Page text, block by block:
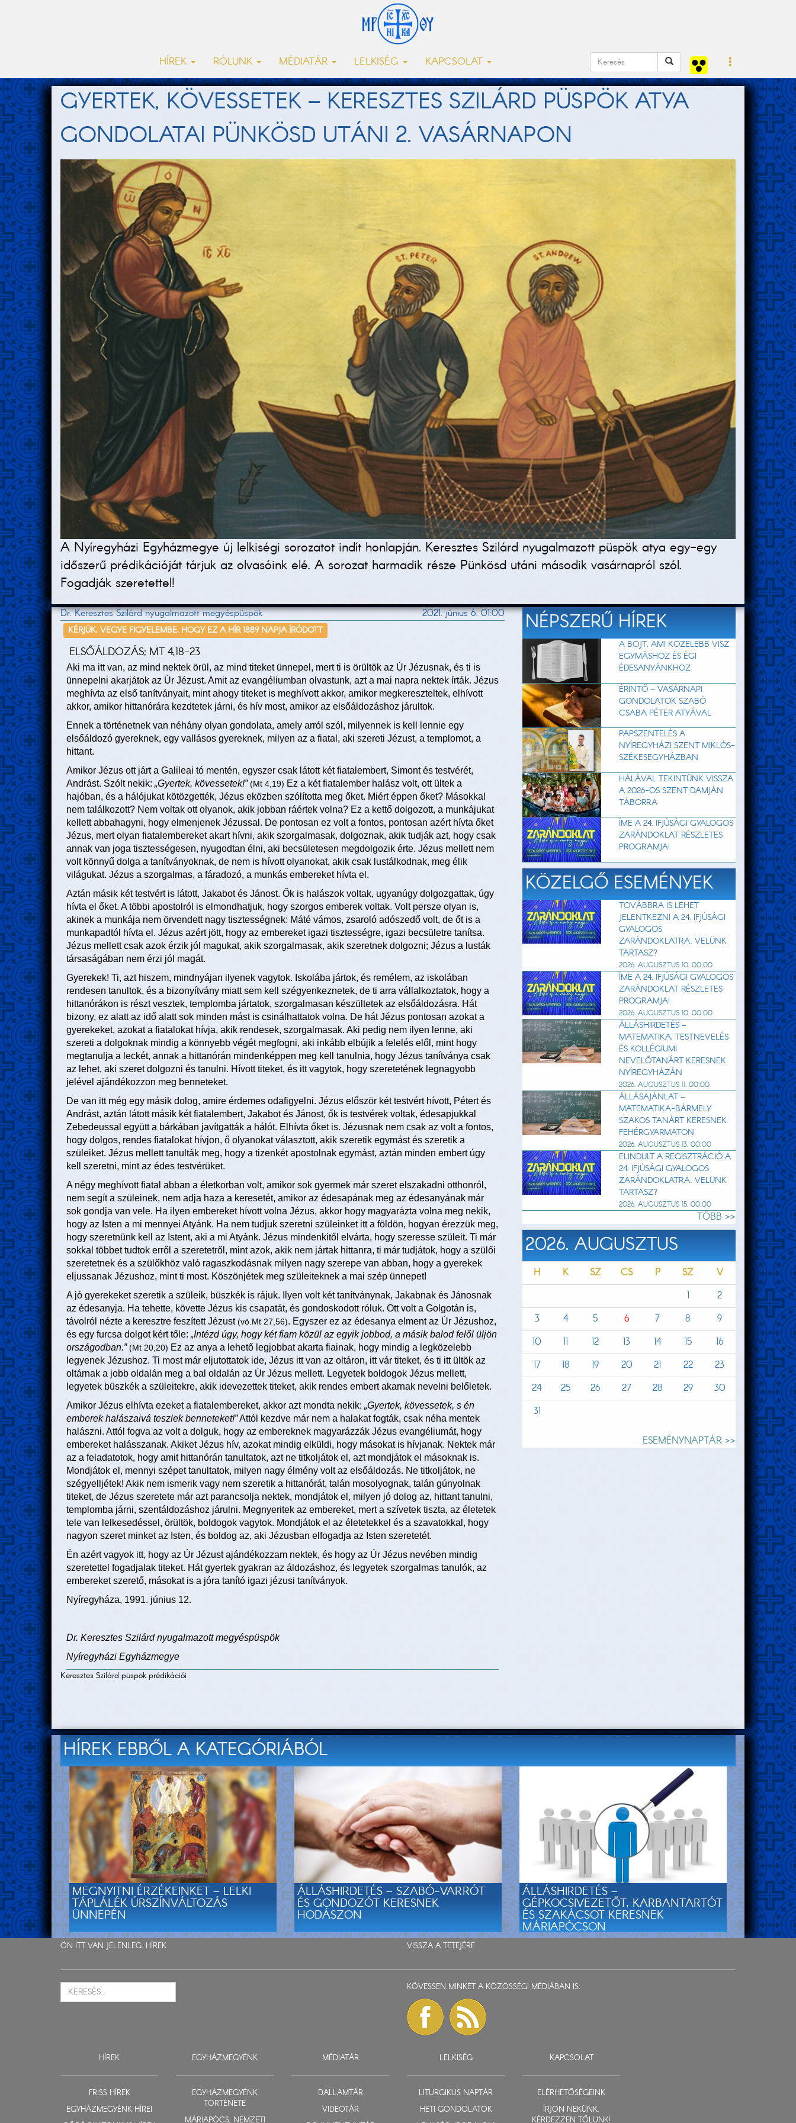
HÍREK RÓLUNK MÉDIATÁR LELKISÉG KAPCSOLAT
GYERTEK, KÖVESSETEK – KERESZTES SZILÁRD PÜSPÖK ATYA
GONDOLATAI PÜNKÖSD UTÁNI 2. VASÁRNAPON
A Nyíregyházi Egyházmegye új lelkiségi sorozatot indít honlapján. Keresztes Szilárd nyugalmazott püspök atya egy-egy
időszerű prédikációját tárjuk az olvasóink elé. A sorozat harmadik része Pünkösd utáni második vasárnapról szól.
Fogadják szeretettel!
Dr. Keresztes Szilárd nyugalmazott megyéspüspök 2021. június 6. 01:00
KÉRJÜK, VEGYE FIGYELEMBE, HOGY EZ A HÍR 1889 NAPJA ÍRÓDOTT
ELSŐÁLDOZÁS; MT 4,18-23
Aki ma itt van, az mind nektek örül, az mind titeket ünnepel, mert ti is örültök az Úr Jézusnak, és ti is
ünnepelni akarjátok az Úr Jézust. Amit az evangéliumban olvastunk, azt a mai napra nektek írták. Jézus
meghívta az első tanítványait, mint ahogy titeket is meghívott akkor, amikor megkereszteltek, elhívott
akkor, amikor hittanórára kezdtetek járni, és hív most, amikor az elsőáldozáshoz járultok.
Ennek a történetnek van néhány olyan gondolata, amely arról szól, milyennek is kell lennie egy
elsőáldozó gyereknek, egy vallásos gyereknek, milyen az a fiatal, aki szereti Jézust, a templomot, a
hittant.
Amikor Jézus ott járt a Galileai tó mentén, egyszer csak látott két fiatalembert, Simont és testvérét,
Andrást. Szólt nekik: „Gyertek, kövessetek!” (Mt 4,19) Ez a két fiatalember halász volt, ott ültek a
hajóban, és a hálójukat kötözgették, Jézus eközben szólította meg őket. Miért éppen őket? Másokkal
nem találkozott? Nem voltak ott olyanok, akik jobban ráértek volna? Ez a kettő dolgozott, a munkájukat
kellett abbahagyni, hogy elmenjenek Jézussal. De pontosan ez volt a fontos, pontosan azért hívta őket
Jézus, mert olyan fiatalembereket akart hívni, akik szorgalmasak, dolgoznak, akik tudják azt, hogy csak
annak van joga tisztességesen, nyugodtan élni, aki becsületesen megdolgozik érte. Jézus mellett nem
volt könnyű dolga a tanítványoknak, de nem is hívott olyanokat, akik csak lustálkodnak, meg élik
világukat. Jézus a szorgalmas, a fáradozó, a munkás embereket hívta el.
Aztán másik két testvért is látott, Jakabot és Jánost. Ők is halászok voltak, ugyanúgy dolgozgattak, úgy
hívta el őket. A többi apostolról is elmondhatjuk, hogy szorgos emberek voltak. Volt persze olyan is,
akinek a munkája nem örvendett nagy tisztességnek: Máté vámos, zsaroló adószedő volt, de őt is a
munkapadtól hívta el. Jézus azért jött, hogy az embereket igazi tisztességre, igazi becsületre tanítsa.
Jézus mellett csak azok érzik jól magukat, akik szorgalmasak, akik szeretnek dolgozni; Jézus a lusták
társaságában nem érzi jól magát.
Gyerekek! Ti, azt hiszem, mindnyájan ilyenek vagytok. Iskolába jártok, és remélem, az iskolában
rendesen tanultok, és a bizonyítvány miatt sem kell szégyenkeznetek, de ti arra vállalkoztatok, hogy a
hittanórákon is részt vesztek, templomba jártatok, szorgalmasan készültetek az elsőáldozásra. Hát
bizony, ez alatt az idő alatt sok minden mást is csinálhattatok volna. De hát Jézus pontosan azokat a
gyerekeket, azokat a fiatalokat hívja, akik rendesek, szorgalmasak. Aki pedig nem ilyen lenne, aki
szereti a dolgoknak mindig a könnyebb végét megfogni, aki inkább elbújik a felelés elől, mint hogy
megtanulja a leckét, annak a hittanórán mindenképpen meg kell tanulnia, hogy Jézus tanítványa csak
az lehet, aki szeret dolgozni és tanulni. Hívott titeket, és itt vagytok, hogy szeretetének legnagyobb
jelével ajándékozzon meg benneteket.
De van itt még egy másik dolog, amire érdemes odafigyelni. Jézus először két testvért hívott, Pétert és
Andrást, aztán látott másik két fiatalembert, Jakabot és Jánost, ők is testvérek voltak, édesapjukkal
Zebedeussal együtt a bárkában javítgatták a hálót. Elhívta őket is. Jézusnak nem csak az volt a fontos,
hogy dolgos, rendes fiatalokat hívjon, ő olyanokat választott, akik szeretik egymást és szeretik a
szüleiket. Jézus mellett tanulták meg, hogy a tizenkét apostolnak egymást, aztán minden embert úgy
kell szeretni, mint az édes testvérüket.
A négy meghívott fiatal abban a életkorban volt, amikor sok gyermek már szeret elszakadni otthonról,
nem segít a szüleinek, nem adja haza a keresetét, amikor az édesapának meg az édesanyának már
sok gondja van vele. Ha ilyen embereket hívott volna Jézus, akkor hogy magyarázta volna meg nekik,
hogy az Isten a mi mennyei Atyánk. Ha nem tudjuk szeretni szüleinket itt a földön, hogyan érezzük meg,
hogy szeretnünk kell az Istent, aki a mi Atyánk. Jézus mindenkitől elvárta, hogy szeresse szüleit. Ti már
sokkal többet tudtok erről a szeretetről, mint azok, akik nem jártak hittanra, ti már tudjátok, hogy a szülői
szeretetnek és a szülőkhöz való ragaszkodásnak milyen nagy szerepe van abban, hogy a gyerekek
eljussanak Jézushoz, mint ti most. Köszönjétek meg szüleiteknek a mai szép ünnepet!
A jó gyerekeket szeretik a szüleik, büszkék is rájuk. Ilyen volt két tanítványnak, Jakabnak és Jánosnak
az édesanyja. Ha tehette, követte Jézus kis csapatát, és gondoskodott róluk. Ott volt a Golgotán is,
távolról nézte a keresztre feszített Jézust (vö.Mt 27,56). Egyszer ez az édesanya elment az Úr Jézushoz,
és egy furcsa dolgot kért tőle: „Intézd úgy, hogy két fiam közül az egyik jobbod, a másik balod felől üljön
országodban.” (Mt 20,20) Ez az anya a lehető legjobbat akarta fiainak, hogy mindig a legközelebb
legyenek Jézushoz. Ti most már eljutottatok ide, Jézus itt van az oltáron, itt vár titeket, és ti itt ültök az
oltárnak a jobb oldalán meg a bal oldalán az Úr Jézus mellett. Legyetek boldogok Jézus mellett,
legyetek büszkék a szüleitekre, akik idevezettek titeket, akik rendes embert akarnak nevelni belőletek.
Amikor Jézus elhívta ezeket a fiatalembereket, akkor azt mondta nekik: „Gyertek, kövessetek, s én
emberek halászaivá teszlek benneteket!”Attól kezdve már nem a halakat fogták, csak néha mentek
halászni. Attól fogva az volt a dolguk, hogy az embereknek magyarázzák Jézus evangéliumát, hogy
embereket halásszanak. Akiket Jézus hív, azokat mindig elküldi, hogy másokat is hívjanak. Nektek már
az a feladatotok, hogy amit hittanórán tanultatok, azt ne titkoljátok el, azt mondjátok el másoknak is.
Mondjátok el, mennyi szépet tanultatok, milyen nagy élmény volt az elsőáldozás. Ne titkoljátok, ne
szégyelljétek! Akik nem ismerik vagy nem szeretik a hittanórát, talán mosolyognak, talán gúnyolnak
titeket, de Jézus szeretete már azt parancsolja nektek, mondjátok el, milyen jó dolog az, hittant tanulni,
templomba járni, szentáldozáshoz járulni. Megnyeritek az embereket, mert a szívetek tiszta, az életetek
tele van lelkesedéssel, örültök, boldogok vagytok. Mondjátok el az életetekkel és a szavatokkal, hogy
nagyon szeret minket az Isten, és boldog az, aki Jézusban elfogadja az Isten szeretetét.
Én azért vagyok itt, hogy az Úr Jézust ajándékozzam nektek, és hogy az Úr Jézus nevében mindig
szeretettel fogadjalak titeket. Hát gyertek gyakran az áldozáshoz, és legyetek szorgalmas tanulók, az
embereket szerető, másokat is a jóra tanító igazi jézusi tanítványok.
Nyíregyháza, 1991. június 12.
Dr. Keresztes Szilárd nyugalmazott megyéspüspök
Nyíregyházi Egyházmegye
Keresztes Szilárd püspök prédikációi
NÉPSZERŰ HÍREK
A BÖJT, AMI KÖZELEBB VISZ
EGYMÁSHOZ ÉS ÉGI
ÉDESANYÁNKHOZ
ÉRINTŐ – VASÁRNAPI
GONDOLATOK SZABÓ
CSABA PÉTER ATYÁVAL
PAPSZENTELÉS A
NYÍREGYHÁZI SZENT MIKLÓS-
SZÉKESEGYHÁZBAN
HÁLÁVAL TEKINTÜNK VISSZA
A 2026-OS SZENT DAMJÁN
TÁBORRA
ÍME A 24. IFJÚSÁGI GYALOGOS
ZARÁNDOKLAT RÉSZLETES
PROGRAMJA!
KÖZELGŐ ESEMÉNYEK
TOVÁBBRA IS LEHET
JELENTKEZNI A 24. IFJÚSÁGI
GYALOGOS
ZARÁNDOKLATRA. VELÜNK
TARTASZ?
2026. AUGUSZTUS 10. 00:00
ÍME A 24. IFJÚSÁGI GYALOGOS
ZARÁNDOKLAT RÉSZLETES
PROGRAMJA!
2026. AUGUSZTUS 10. 00:00
ÁLLÁSHIRDETÉS –
MATEMATIKA, TESTNEVELÉS
ÉS KOLLÉGIUMI
NEVELŐTANÁRT KERESNEK
NYÍREGYHÁZÁN
2026. AUGUSZTUS 11. 00:00
ÁLLÁSAJÁNLAT –
MATEMATIKA-BÁRMELY
SZAKOS TANÁRT KERESNEK
FEHÉRGYARMATON
2026. AUGUSZTUS 13. 00:00
ELINDULT A REGISZTRÁCIÓ A
24. IFJÚSÁGI GYALOGOS
ZARÁNDOKLATRA. VELÜNK
TARTASZ?
2026. AUGUSZTUS 15. 00:00
TÖBB >>
2026. AUGUSZTUS
H K SZ CS P SZ
V
1
2
3
4 5 6 7 8
9
10
11 12 13 14 15
16
17
18 19 20 21 22
23
24
25 26 27 28 29
30
31
ESEMÉNYNAPTÁR >>
HÍREK EBBŐL A KATEGÓRIÁBÓL
MEGNYITNI ÉRZÉKEINKET – LELKI
TÁPLÁLÉK ÚRSZÍNVÁLTOZÁS
ÜNNEPÉN
ÁLLÁSHIRDETÉS – SZABÓ-VARRÓT
ÉS GONDOZÓT KERESNEK
HODÁSZON
ÁLLÁSHIRDETÉS –
GÉPKOCSIVEZETŐT, KARBANTARTÓT
ÉS SZAKÁCSOT KERESNEK
MÁRIAPÓCSON
ÖN ITT VAN JELENLEG: HÍREK VISSZA A TETEJÉRE
KÖVESSEN MINKET A KÖZÖSSÉGI MÉDIÁBAN IS:
HÍREK
FRISS HÍREK
EGYHÁZMEGYÉNK HÍREI
EGYHÁZMEGYÉNK
EGYHÁZMEGYÉNK
TÖRTÉNETE
MÁRIAPÓCS, NEMZETI
MÉDIATÁR
DALLAMTÁR
VIDEOTÁR
LELKISÉG
LITURGIKUS NAPTÁR
HETI GONDOLATOK
KAPCSOLAT
ELÉRHETŐSÉGEINK
ÍRJON NEKÜNK,
KÉRDEZZEN TŐLÜNK!